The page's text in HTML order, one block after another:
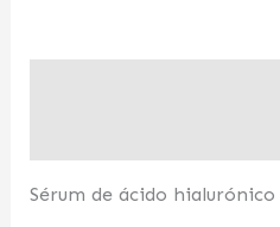
Sérum de ácido